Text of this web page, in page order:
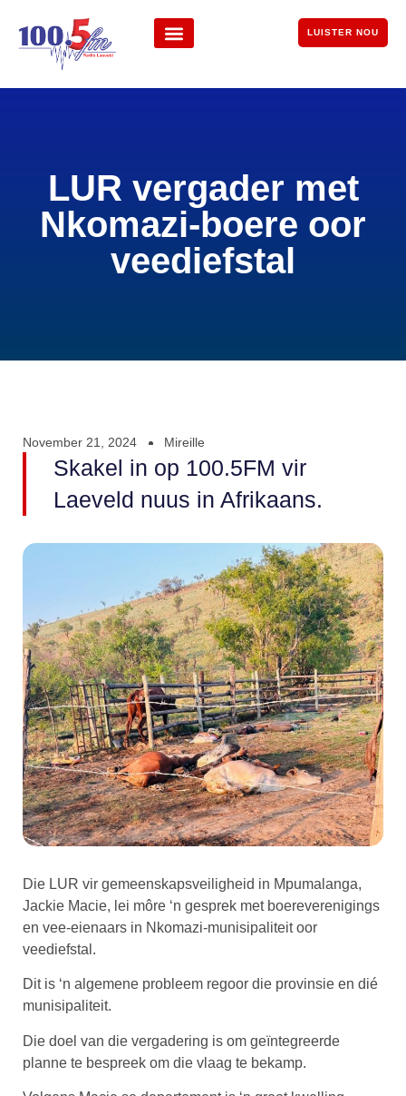
LUISTER NOU
LUR vergader met
Nkomazi-boere oor
veediefstal
November 21, 2024 Mireille
Skakel in op 100.5FM vir
Laeveld nuus in Afrikaans.
Die LUR vir gemeenskapsveiligheid in Mpumalanga,
Jackie Macie, lei môre ‘n gesprek met boereverenigings
en vee-eienaars in Nkomazi-munisipaliteit oor
veediefstal.
Dit is ‘n algemene probleem regoor die provinsie en dié
munisipaliteit.
Die doel van die vergadering is om geïntegreerde
planne te bespreek om die vlaag te bekamp.